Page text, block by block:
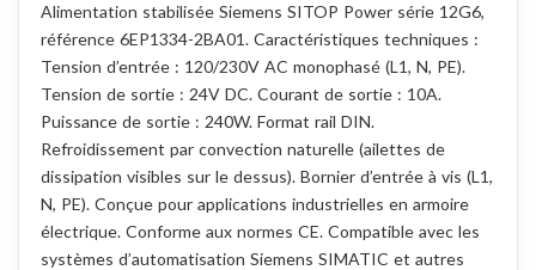
Alimentation stabilisée Siemens SITOP Power série 12G6,
référence 6EP1334-2BA01. Caractéristiques techniques :
Tension d’entrée : 120/230V AC monophasé (L1, N, PE).
Tension de sortie : 24V DC. Courant de sortie : 10A.
Puissance de sortie : 240W. Format rail DIN.
Refroidissement par convection naturelle (ailettes de
dissipation visibles sur le dessus). Bornier d’entrée à vis (L1,
N, PE). Conçue pour applications industrielles en armoire
électrique. Conforme aux normes CE. Compatible avec les
systèmes d’automatisation Siemens SIMATIC et autres